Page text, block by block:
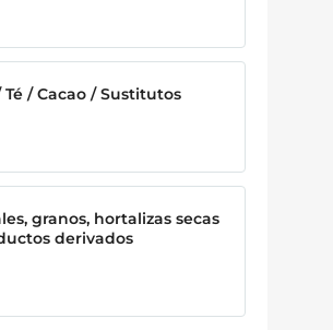
Té / Cacao / Sustitutos
granos, hortalizas secas
derivados